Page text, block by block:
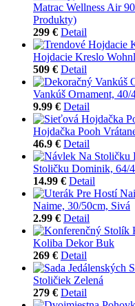
Matrac Wellness Air
Produkty)
299 € Detail
Hojdacie Kreslo
509 € Detail
Vankúš Ornament, 40/
9.99 € Detail
Hojdačka Pooh
46.9 € Detail
Stoličku Dominik, 64/
14.99 € Detail
Naime, 30/50cm, Sivá
2.99 € Detail
Koliba Dekor Buk
269 € Detail
Stoličiek Zelená
279 € Detail